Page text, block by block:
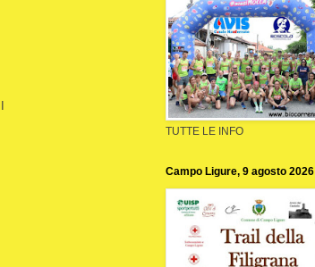
TUTTE LE INFO
Campo Ligure, 9 agosto 2026